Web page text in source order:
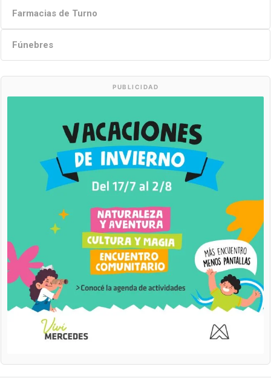
Farmacias de Turno
Fúnebres
PUBLICIDAD